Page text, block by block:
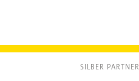
SILBER PARTNER